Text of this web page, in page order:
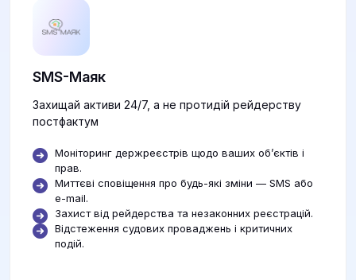
SMS-Маяк
Захищай активи 24/7, а не протидій рейдерству
постфактум
Моніторинг держреєстрів щодо ваших об’єктів і
прав.
Миттєві сповіщення про будь-які зміни — SMS або
e-mail.
Захист від рейдерства та незаконних реєстрацій.
Відстеження судових проваджень і критичних
подій.